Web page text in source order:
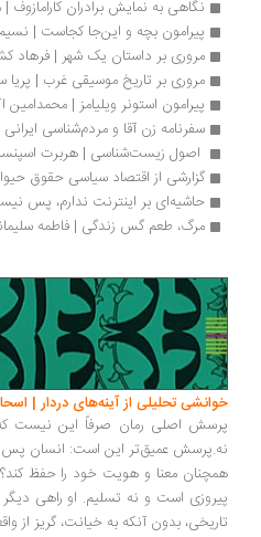
نگاهی به نمایش برادران کارامازوف |
پیرامون بچه و این‌جا کجاست | نسیم خلیلی
مروری بر داستان یک شهر | فرهاد کشوری
مروری بر تاریخ موسیقی غرب | پریا سپینود
پیرامون استونر ویلیامز | محمدامین اکبری
سفرنامه زن آقا و مردم‌شناسی ایرانی
اصول زیست‌شناسی | هربرت اسپنسر
گزارشی از اقتصاد سیاسی حقوق حیوانات |
حاشیه‌ای بر اینترنت ندارم، پس نیستم |
مرگ، طعم گس زندگی | فاطمه سلیمانی
تحلیلی از آینه‌های دردار | اسحاق
اصلی رمان صرفاً این نیست که آیا
عمیق‌تر این است: انسان پس از
معنا و هویت خود را حفظ کند؟...
است و نه تسلیم. او راهی دیگر را
بدون آنکه به خیانت، گریز از واقعیت یا